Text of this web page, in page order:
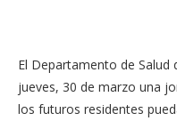
El Departamento de Salud
jueves, 30 de marzo una
los futuros residentes